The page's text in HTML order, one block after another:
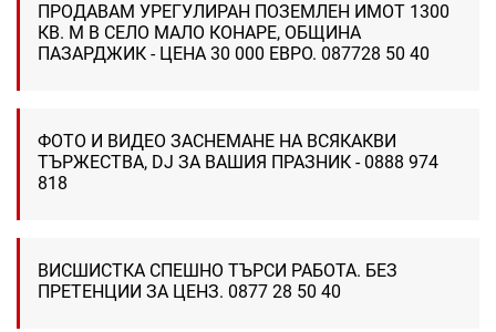
ПРОДАВАМ УРЕГУЛИРАН ПОЗЕМЛЕН ИМОТ 1300
КВ. М В СЕЛО МАЛО КОНАРЕ, ОБЩИНА
ПАЗАРДЖИК - ЦЕНА 30 000 ЕВРО. 087728 50 40
ФОТО И ВИДЕО ЗАСНЕМАНЕ НА ВСЯКАКВИ
ТЪРЖЕСТВА, DJ ЗА ВАШИЯ ПРАЗНИК - 0888 974
818
ВИСШИСТКА СПЕШНО ТЪРСИ РАБОТА. БЕЗ
ПРЕТЕНЦИИ ЗА ЦЕНЗ. 0877 28 50 40